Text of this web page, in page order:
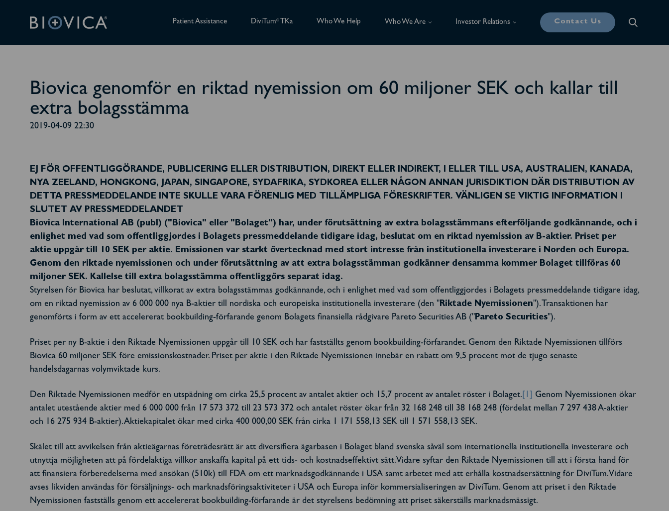
Patient Assistance DiviTum® TKa Who We Help Who We Are Investor Relations Contact Us
Biovica genomför en riktad nyemission om 60 miljoner SEK och kallar till
extra bolagsstämma
2019-04-09 22:30
EJ FÖR OFFENTLIGGÖRANDE, PUBLICERING ELLER DISTRIBUTION, DIREKT ELLER INDIREKT, I ELLER TILL USA, AUSTRALIEN, KANADA,
NYA ZEELAND, HONGKONG, JAPAN, SINGAPORE, SYDAFRIKA, SYDKOREA ELLER NÅGON ANNAN JURISDIKTION DÄR DISTRIBUTION AV
DETTA PRESSMEDDELANDE INTE SKULLE VARA FÖRENLIG MED TILLÄMPLIGA FÖRESKRIFTER. VÄNLIGEN SE VIKTIG INFORMATION I
SLUTET AV PRESSMEDDELANDET
Biovica International AB (publ) ("Biovica" eller "Bolaget") har, under förutsättning av extra bolagsstämmans efterföljande godkännande, och i
enlighet med vad som offentliggjordes i Bolagets pressmeddelande tidigare idag, beslutat om en riktad nyemission av B-aktier. Priset per
aktie uppgår till 10 SEK per aktie. Emissionen var starkt övertecknad med stort intresse från institutionella investerare i Norden och Europa.
Genom den riktade nyemissionen och under förutsättning av att extra bolagsstämman godkänner densamma kommer Bolaget tillföras 60
miljoner SEK. Kallelse till extra bolagsstämma offentliggörs separat idag.
Styrelsen för Biovica har beslutat, villkorat av extra bolagsstämmas godkännande, och i enlighet med vad som offentliggjordes i Bolagets pressmeddelande tidigare idag,
om en riktad nyemission av 6 000 000 nya B-aktier till nordiska och europeiska institutionella investerare (den "Riktade Nyemissionen"). Transaktionen har
genomförts i form av ett accelererat bookbuilding-förfarande genom Bolagets finansiella rådgivare Pareto Securities AB ("Pareto Securities").
Priset per ny B-aktie i den Riktade Nyemissionen uppgår till 10 SEK och har fastställts genom bookbuilding-förfarandet. Genom den Riktade Nyemissionen tillförs
Biovica 60 miljoner SEK före emissionskostnader. Priset per aktie i den Riktade Nyemissionen innebär en rabatt om 9,5 procent mot de tjugo senaste
handelsdagarnas volymviktade kurs.
Den Riktade Nyemissionen medför en utspädning om cirka 25,5 procent av antalet aktier och 15,7 procent av antalet röster i Bolaget. [1]
Genom Nyemissionen ökar
antalet utestående aktier med 6 000 000 från 17 573 372 till 23 573 372 och antalet röster ökar från 32 168 248 till 38 168 248 (fördelat mellan 7 297 438 A-aktier
och 16 275 934 B-aktier). Aktiekapitalet ökar med cirka 400 000,00 SEK från cirka 1 171 558,13 SEK till 1 571 558,13 SEK.
Skälet till att avvikelsen från aktieägarnas företrädesrätt är att diversifiera ägarbasen i Bolaget bland svenska såväl som internationella institutionella investerare och
utnyttja möjligheten att på fördelaktiga villkor anskaffa kapital på ett tids- och kostnadseffektivt sätt. Vidare syftar den Riktade Nyemissionen till att i första hand för
att finansiera förberedelserna med ansökan (510k) till FDA om ett marknadsgodkännande i USA samt arbetet med att erhålla kostnadsersättning för DiviTum. Vidare
avses likviden användas för försäljnings- och marknadsföringsaktiviteter i USA och Europa inför kommersialiseringen av DiviTum. Genom att priset i den Riktade
Nyemissionen fastställs genom ett accelererat bookbuilding-förfarande är det styrelsens bedömning att priset säkerställs marknadsmässigt.